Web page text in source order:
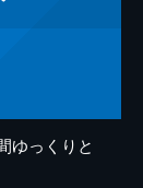
ゆっくりと